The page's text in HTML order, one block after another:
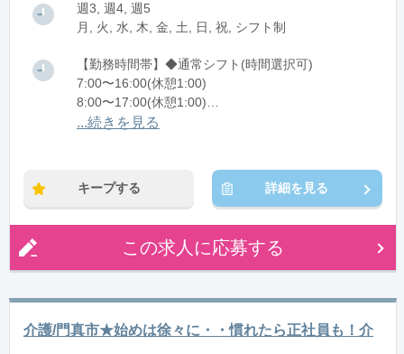
週3, 週4, 週5
月, 火, 水, 木, 金, 土, 日, 祝, シフト制
【勤務時間帯】◆通常シフト(時間選択可)
7:00〜16:00(休憩1:00)
8:00〜17:00(休憩1:00)
12:00〜21:00(休憩1:00)
...続きを見る
キープする 詳細を見る
この求人に応募する
介護/門真市★始めは徐々に・・慣れたら正社員も！介